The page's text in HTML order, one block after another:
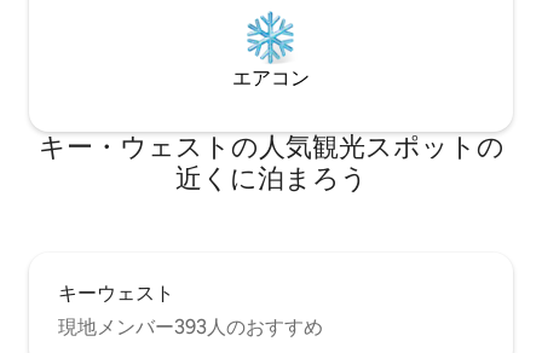
エアコン
キー・ウェストの人気観光スポットの
近くに泊まろう
キーウェスト
現地メンバー393人のおすすめ